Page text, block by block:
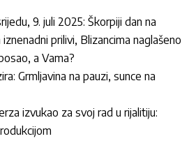
9. juli 2025: Škorpiji dan na
prilivi, Blizancima naglašeno
a Vama?
Grmljavina na pauzi, sunce na
izvukao za svoj rad u rijalitiju: